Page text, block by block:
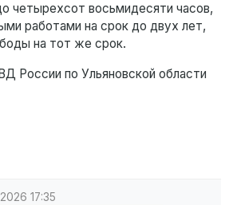
четырехсот восьмидесяти часов,
работами на срок до двух лет,
на тот же срок.
России по Ульяновской области
17:35